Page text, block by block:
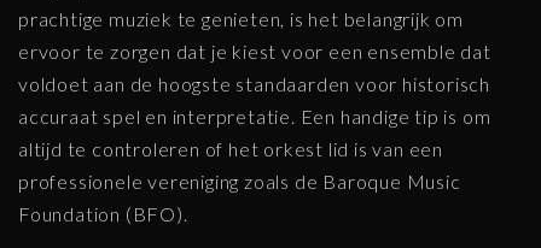
prachtige muziek te genieten, is het belangrijk om
ervoor te zorgen dat je kiest voor een ensemble dat
voldoet aan de hoogste standaarden voor historisch
accuraat spel en interpretatie. Een handige tip is om
altijd te controleren of het orkest lid is van een
professionele vereniging zoals de Baroque Music
Foundation (BFO).